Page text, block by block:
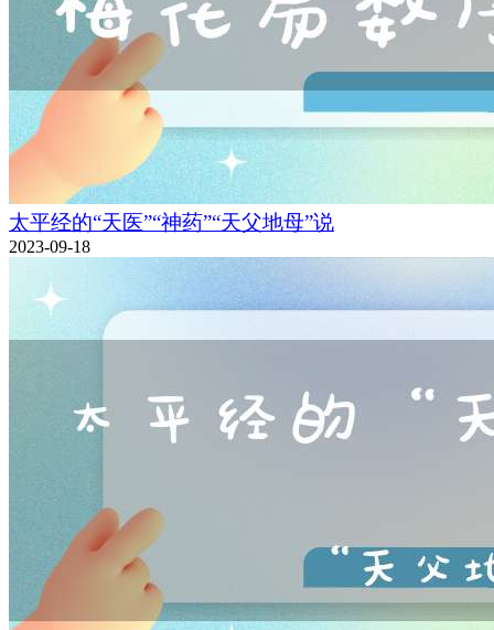
太平经的“天医”“神药”“天父地母”说
2023-09-18